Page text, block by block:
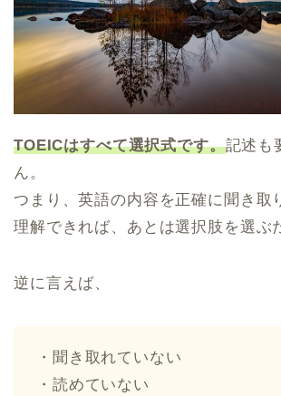
TOEICはすべて選択式です。記述も
ん。
つまり、英語の内容を正確に聞き取
理解できれば、あとは選択肢を選ぶ
逆に言えば、
・聞き取れていない
・読めていない